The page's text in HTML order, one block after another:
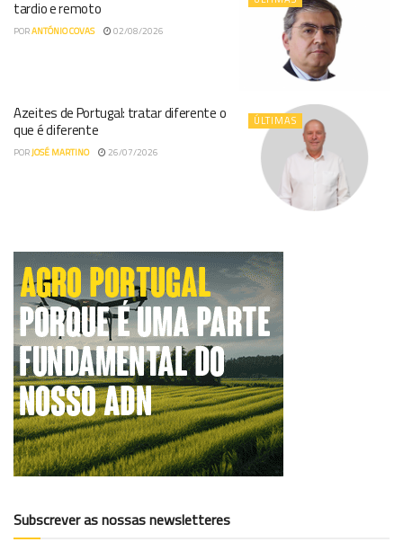
tardio e remoto
PORANTÓNIO COVAS 02/08/2026
ÚLTIMAS
Azeites de Portugal: tratar diferente o
que é diferente
PORJOSÉ MARTINO 26/07/2026
Subscrever as nossas newsletteres